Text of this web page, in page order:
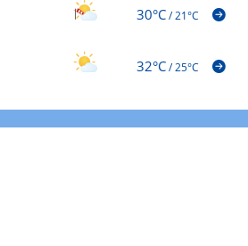
30°C/21°C
32°C/25°C